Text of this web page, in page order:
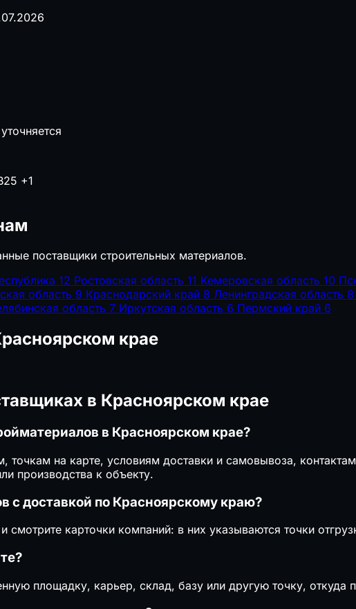
+1
поставщики строительных материалов.
12 Ростовская область 11 Кемеровская область 10
область 9 Краснодарский край 8 Ленинградская область 8
область 7 Иркутская область 6 Пермский край 6
крае
в Красноярском крае
в Красноярском крае?
точкам на карте, условиям доставки и самовывоза,
производства к объекту.
с доставкой по Красноярскому краю?
смотрите карточки компаний: в них указываются точки
площадку, карьер, склад, базу или другую точку,